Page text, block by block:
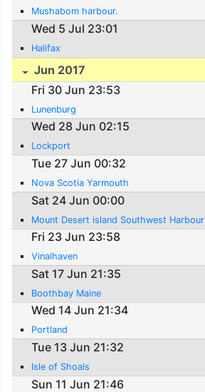
Mushabom harbour.
Wed 5 Jul 23:01
Halifax
Jun 2017
Fri 30 Jun 23:53
Lunenburg
Wed 28 Jun 02:15
Lockport
Tue 27 Jun 00:32
Nova Scotia Yarmouth
Sat 24 Jun 00:00
Mount Desert island Southwest Harbour
Fri 23 Jun 23:58
Vinalhaven
Sat 17 Jun 21:35
Boothbay Maine
Wed 14 Jun 21:34
Portland
Tue 13 Jun 21:32
Isle of Shoals
Sun 11 Jun 21:46